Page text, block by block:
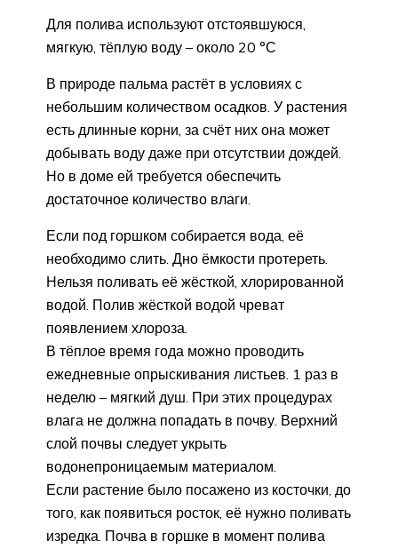
Для полива используют отстоявшуюся,
мягкую, тёплую воду – около 20 °С
В природе пальма растёт в условиях с
небольшим количеством осадков. У растения
есть длинные корни, за счёт них она может
добывать воду даже при отсутствии дождей.
Но в доме ей требуется обеспечить
достаточное количество влаги.
Если под горшком собирается вода, её
необходимо слить. Дно ёмкости протереть.
Нельзя поливать её жёсткой, хлорированной
водой. Полив жёсткой водой чреват
появлением хлороза.
В тёплое время года можно проводить
ежедневные опрыскивания листьев. 1 раз в
неделю – мягкий душ. При этих процедурах
влага не должна попадать в почву. Верхний
слой почвы следует укрыть
водонепроницаемым материалом.
Если растение было посажено из косточки, до
того, как появиться росток, её нужно поливать
изредка. Почва в горшке в момент полива